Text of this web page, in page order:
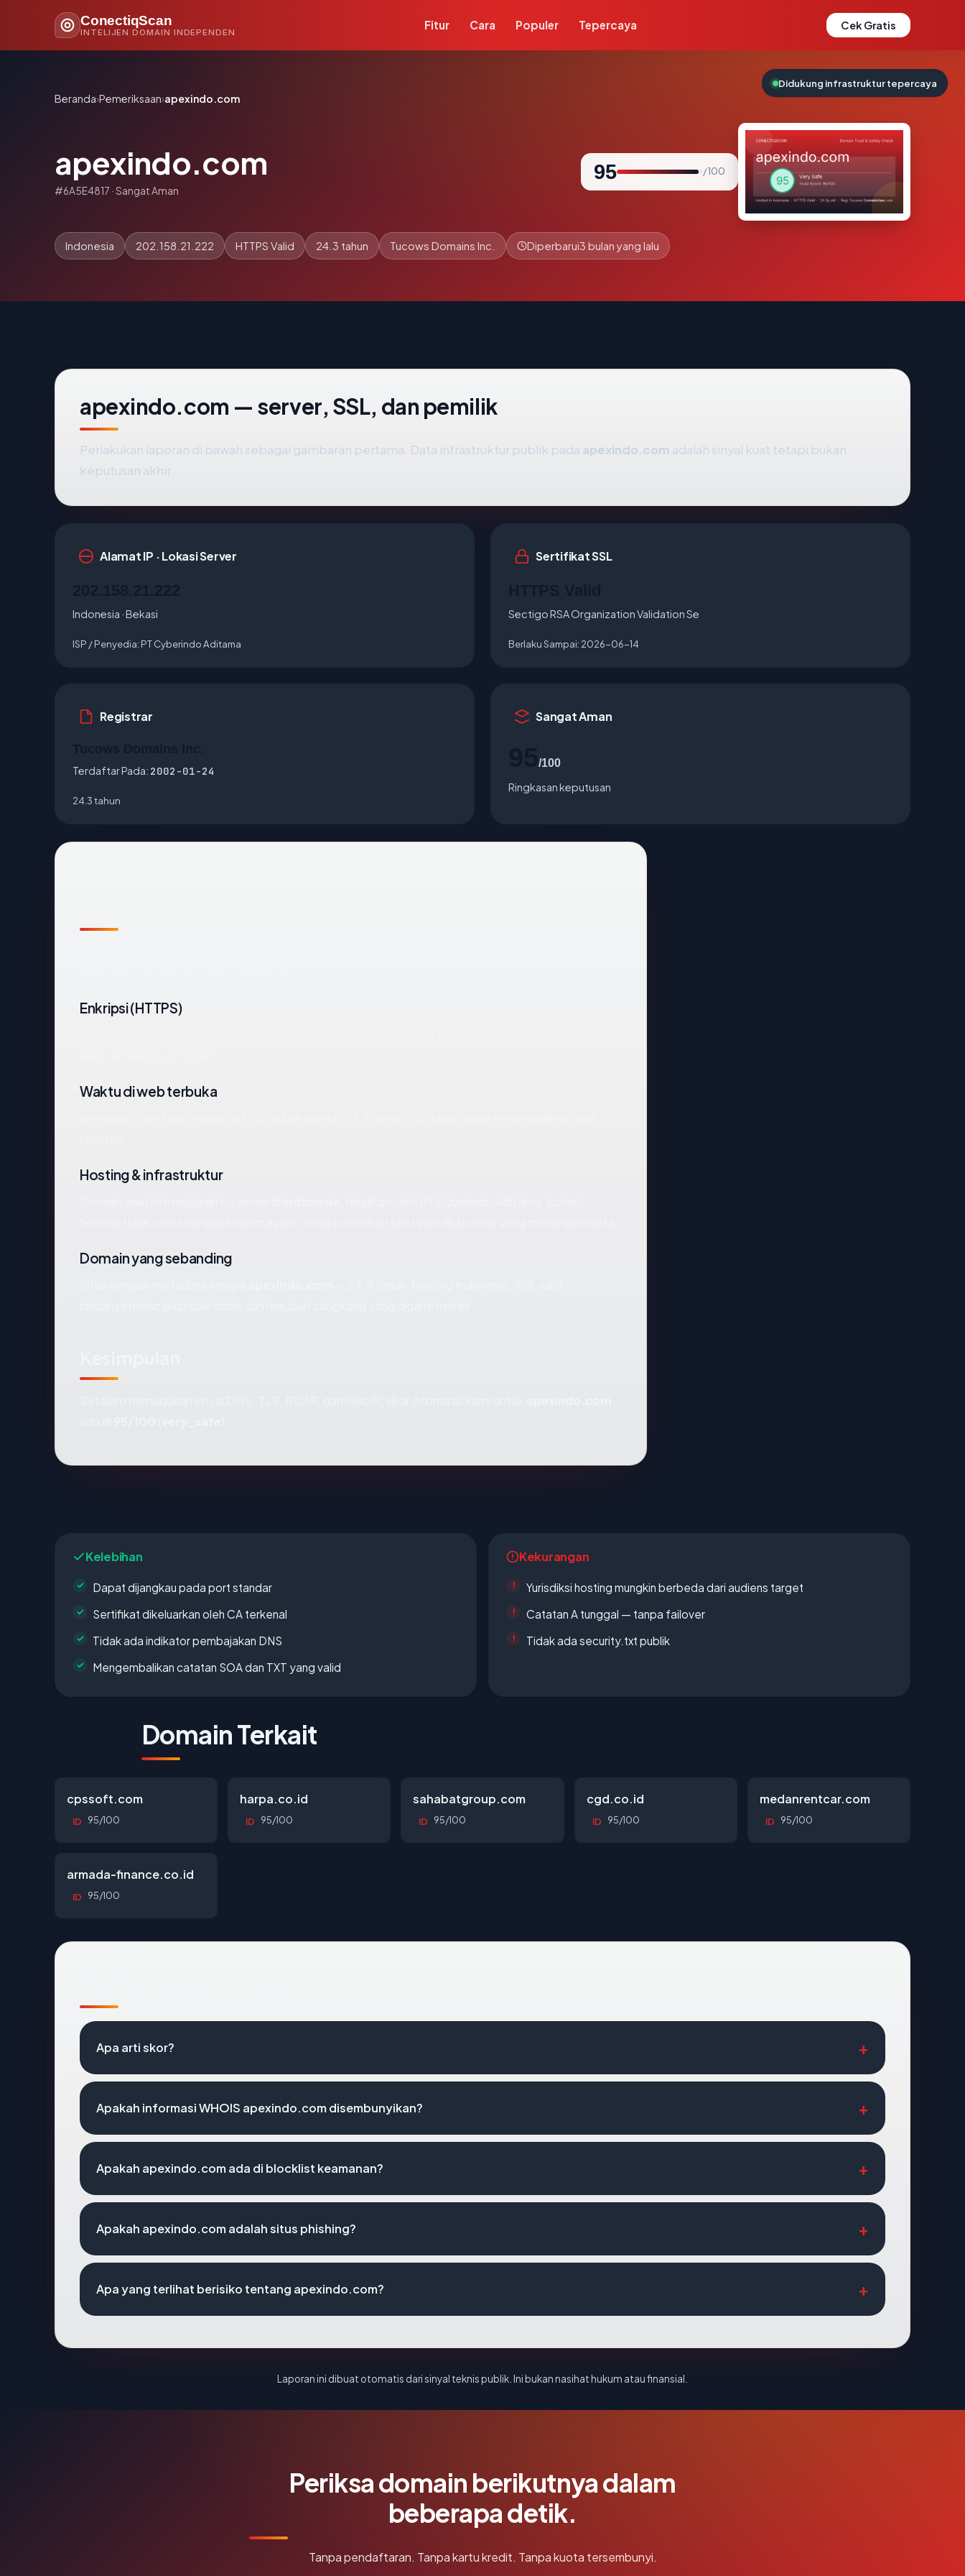
ConectiqScan
INTELIJEN DOMAIN INDEPENDEN
Fitur Cara Populer Tepercaya Cek Gratis
Beranda›Pemeriksaan›apexindo.com
apexindo.com
#6A5E4817 · Sangat Aman
95 / 100
Indonesia 202.158.21.222 HTTPS Valid 24.3 tahun Tucows Domains Inc. Diperbarui3 bulan yang lalu
apexindo.com — server, SSL, dan pemilik
Perlakukan laporan di bawah sebagai gambaran pertama. Data infrastruktur publik pada apexindo.com adalah sinyal kuat tetapi bukan
keputusan akhir.
Alamat IP · Lokasi Server
Indonesia · Bekasi
ISP / Penyedia: PT Cyberindo Aditama
Sertifikat SSL
Sectigo RSA Organization Validation Se
Berlaku Sampai: 2026-06-14
Registrar
Terdaftar Pada: 2002-01-24
24.3 tahun
Sangat Aman
/100
Ringkasan keputusan
Enkripsi (HTTPS)
Waktu di web terbuka
Hosting & infrastruktur
Domain yang sebanding
Kelebihan
Dapat dijangkau pada port standar
Sertifikat dikeluarkan oleh CA terkenal
Tidak ada indikator pembajakan DNS
Mengembalikan catatan SOA dan TXT yang valid
Kekurangan
Yurisdiksi hosting mungkin berbeda dari audiens target
Catatan A tunggal — tanpa failover
Tidak ada security.txt publik
Domain Terkait
cpssoft.com
ID 95/100
harpa.co.id
ID 95/100
sahabatgroup.com
ID 95/100
cgd.co.id
ID 95/100
medanrentcar.com
ID 95/100
armada-finance.co.id
ID 95/100
Apa arti skor?
Apakah informasi WHOIS apexindo.com disembunyikan?
Apakah apexindo.com ada di blocklist keamanan?
Apakah apexindo.com adalah situs phishing?
Apa yang terlihat berisiko tentang apexindo.com?
Laporan ini dibuat otomatis dari sinyal teknis publik. Ini bukan nasihat hukum atau finansial.
Periksa domain berikutnya dalam
beberapa detik.
Tanpa pendaftaran. Tanpa kartu kredit. Tanpa kuota tersembunyi.
Didukung infrastruktur tepercaya